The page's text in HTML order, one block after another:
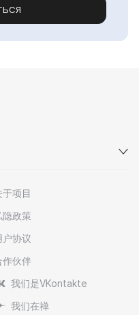
于项目
隐政策
户协议
作伙伴
我们是VKontakte
我们在禅